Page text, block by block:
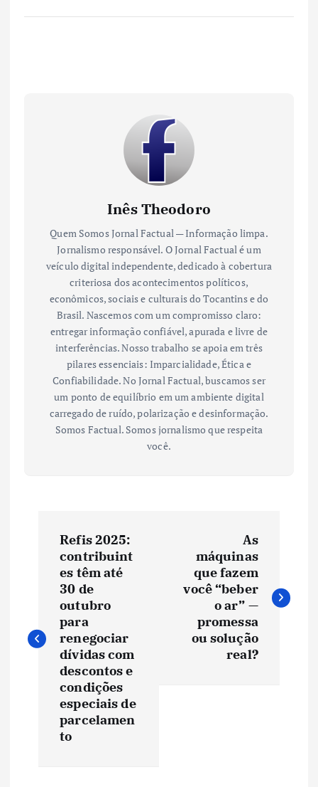
Inês Theodoro
Quem Somos Jornal Factual — Informação limpa.
Jornalismo responsável. O Jornal Factual é um
veículo digital independente, dedicado à cobertura
criteriosa dos acontecimentos políticos,
econômicos, sociais e culturais do Tocantins e do
Brasil. Nascemos com um compromisso claro:
entregar informação confiável, apurada e livre de
interferências. Nosso trabalho se apoia em três
pilares essenciais: Imparcialidade, Ética e
Confiabilidade. No Jornal Factual, buscamos ser
um ponto de equilíbrio em um ambiente digital
carregado de ruído, polarização e desinformação.
Somos Factual. Somos jornalismo que respeita
você.
e
Refis 2025:
contribuint
es têm até
30 de
outubro
para
renegociar
dívidas com
descontos e
condições
especiais de
parcelamen
to
As
máquinas
que fazem
você “beber
o ar” —
promessa
ou solução
real?